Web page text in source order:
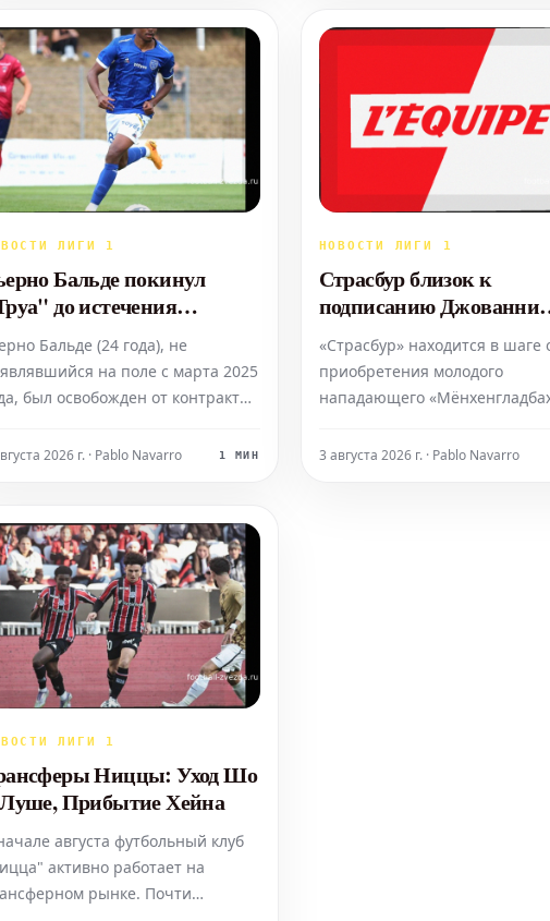
последнем розыгрыше
ЛИГИ 1
Бальде покинул
до истечения
ожидается
в "Нанси"
Бальде (24 года), не
на поле с марта 2025
был освобожден от контракта
на его услуги. Правый
колена в октябре 2023 года,
контракт с "Нанси".
2026 г. · Pablo Navarro 1 МИН
НОВОСТИ ЛИГИ 1
Страсбур близок к
подписанию Джованни
Рейны из Мёнхенгладбаха
«Страсбур» находится в шаге
приобретения молодого
нападающего
медицинское обследование в
3 августа 2026 г. · Pablo Navarro
ЛИГИ 1
Ниццы: Уход Шо
Прибытие Хейна
августа футбольный клуб
активно работает на
рынке. Почти